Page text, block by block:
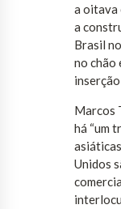
a oitava
a
Brasil
no chão
Marcos
há “um
Unidos